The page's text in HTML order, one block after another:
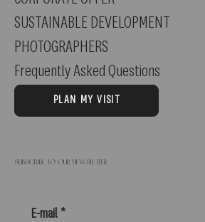
SUSTAINABLE DEVELOPMENT
PHOTOGRAPHERS
Frequently Asked Questions
PLAN MY VISIT
Subscribe to our newsletter
E-mail *